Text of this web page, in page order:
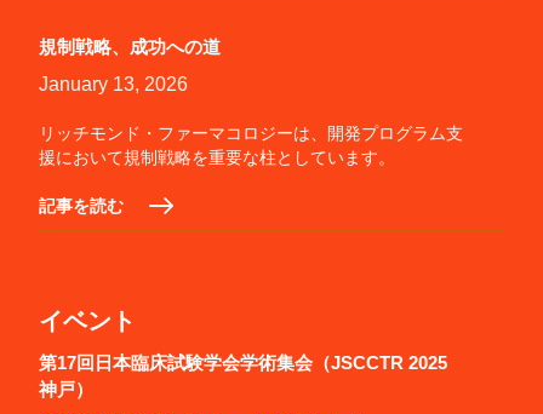
規制戦略、成功への道
January 13, 2026
リッチモンド・ファーマコロジーは、開発プログラム支
援において規制戦略を重要な柱としています。
記事を読む
イベント
第17回日本臨床試験学会学術集会（JSCCTR 2025
神戸）